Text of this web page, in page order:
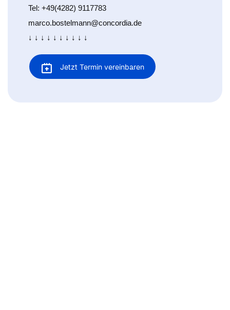
Tel: +49(4282) 9117783
marco.bostelmann@concordia.de
↓ ↓ ↓ ↓ ↓ ↓ ↓ ↓ ↓ ↓
Jetzt Termin vereinbaren